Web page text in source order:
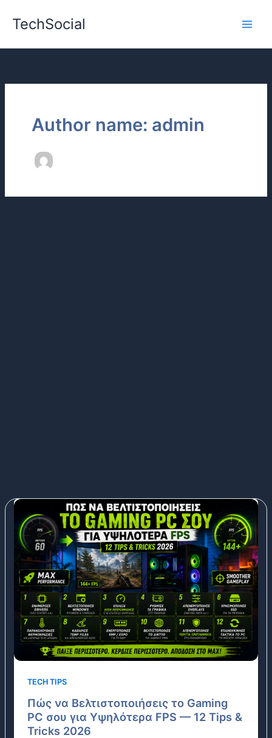
TechSocial
Author name: admin
TECH TIPS
Πώς να Βελτιστοποιήσεις το Gaming
PC σου για Υψηλότερα FPS — 12 Tips &
Tricks 2026